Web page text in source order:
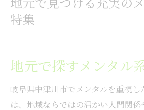
地元で見つける充実の
特集
地元で探すメンタル
岐阜県中津川市でメンタルを重視し
は、地域ならではの温かい人間関係